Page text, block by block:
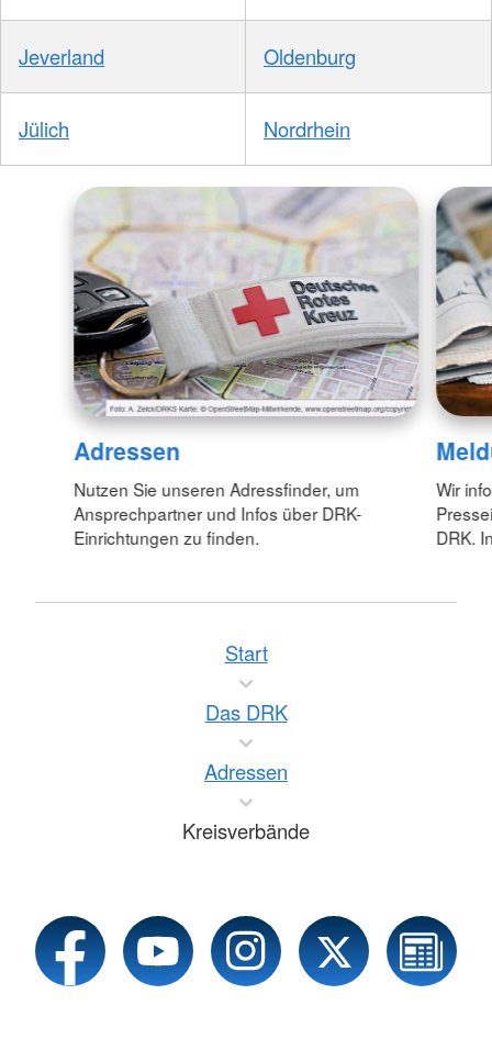
Jeverland Oldenburg
Jülich Nordrhein
Adressen
Nutzen Sie unseren Adressfinder, um
Ansprechpartner und Infos über DRK-
Einrichtungen zu finden.
Wir
DRK.
Start
Das DRK
Adressen
Kreisverbände